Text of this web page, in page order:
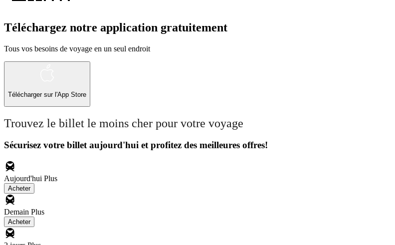
Téléchargez notre application gratuitement
Tous vos besoins de voyage en un seul endroit
Télécharger sur l'App Store
Trouvez le billet le moins cher pour votre voyage
Sécurisez votre billet aujourd'hui et profitez des meilleures offres!
Aujourd'hui Plus
Acheter
Demain Plus
Acheter